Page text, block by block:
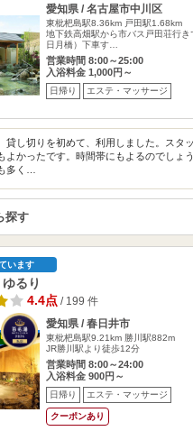
愛知県 / 名古屋市中川区
東枇杷島駅8.36km 戸田駅1.68km
地下鉄高畑駅から市バス戸田荘行
日月橋）下車す…
営業時間 8:00～25:00
入浴料金 1,000円～
日帰り エステ・マッサージ
貸し切りを初めて、利用しました。スタ
よかったです。時間帯にもよるのでしょ
多く…
探す
います
るり
4.4点/ 199 件
愛知県 / 春日井市
東枇杷島駅9.21km 勝川駅882m
JR勝川駅より徒歩12分
営業時間 8:00～24:00
入浴料金 900円～
日帰り エステ・マッサージ
クーポンあり